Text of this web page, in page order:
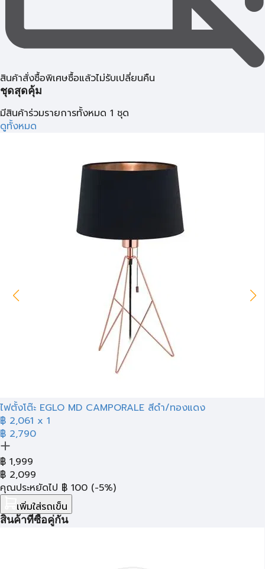
สินค้าสั่งซื้อพิเศษซื้อแล้วไม่รับเปลี่ยนคืน
ชุดสุดคุ้ม
มีสินค้าร่วมรายการทั้งหมด 1 ชุด
ดูทั้งหมด
ไฟตั้งโต๊ะ EGLO MD CAMPORALE สีดำ/ทองแดง
฿ 2,061 x 1
฿ 2,790
฿ 1,999
฿ 2,099
คุณประหยัดไป ฿ 100 (-5%)
เพิ่มใส่รถเข็น
สินค้าที่ซื้อคู่กัน